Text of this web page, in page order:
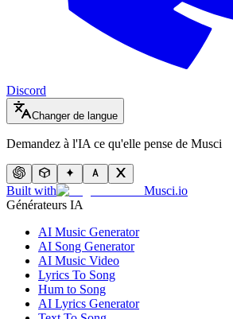
Discord
Changer de langue
Demandez à l'IA ce qu'elle pense de Musci
Built with
Musci.io
Générateurs IA
AI Music Generator
AI Song Generator
AI Music Video
Lyrics To Song
Hum to Song
AI Lyrics Generator